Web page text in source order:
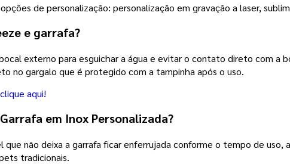
de personalização: personalização em gravação a laser,
e garrafa?
externo para esguichar a água e evitar o contato direto com a
no gargalo que é protegido com a tampinha após o uso.
clique aqui!
Garrafa em Inox Personalizada?
que não deixa a garrafa ficar enferrujada conforme o tempo de
tradicionais.